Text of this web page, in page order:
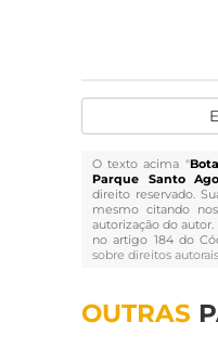
O texto acima "
Parque Santo
direito reservado.
mesmo citando
autorização do
no artigo 184 do
sobre direitos autorais
OUTRAS